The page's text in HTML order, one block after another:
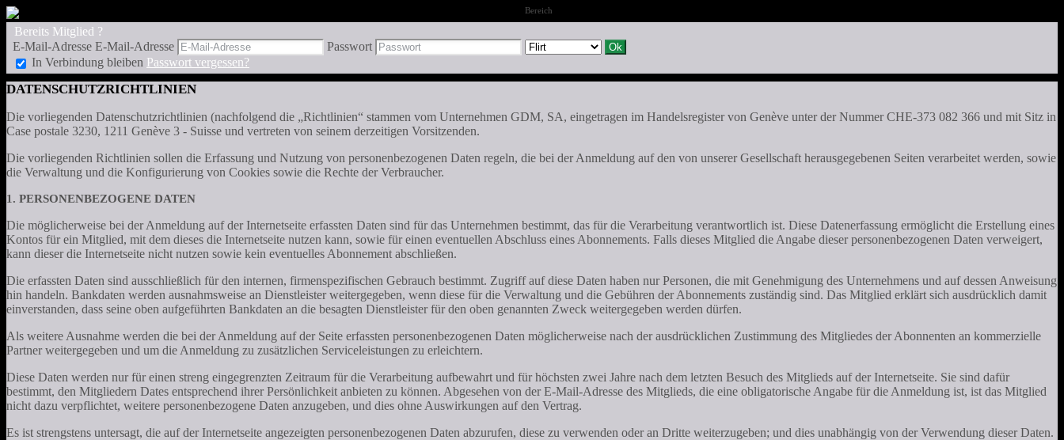
Bereits Mitglied ?
E-Mail-Adresse E-Mail-Adresse Passwort
Bereich
In Verbindung bleiben Passwort vergessen?
DATENSCHUTZRICHTLINIEN
Die vorliegenden Datenschutzrichtlinien (nachfolgend die „Richtlinien“ stammen vom Unternehmen GDM, SA, eingetragen im Handelsregister von Genève unter der Nummer CHE-373 082 366 und mit Sitz in
Case postale 3230, 1211 Genève 3 - Suisse und vertreten von seinem derzeitigen Vorsitzenden.
Die vorliegenden Richtlinien sollen die Erfassung und Nutzung von personenbezogenen Daten regeln, die bei der Anmeldung auf den von unserer Gesellschaft herausgegebenen Seiten verarbeitet werden, sowie
die Verwaltung und die Konfigurierung von Cookies sowie die Rechte der Verbraucher.
1. PERSONENBEZOGENE DATEN
Die möglicherweise bei der Anmeldung auf der Internetseite erfassten Daten sind für das Unternehmen bestimmt, das für die Verarbeitung verantwortlich ist. Diese Datenerfassung ermöglicht die Erstellung eines
Kontos für ein Mitglied, mit dem dieses die Internetseite nutzen kann, sowie für einen eventuellen Abschluss eines Abonnements. Falls dieses Mitglied die Angabe dieser personenbezogenen Daten verweigert,
kann dieser die Internetseite nicht nutzen sowie kein eventuelles Abonnement abschließen.
Die erfassten Daten sind ausschließlich für den internen, firmenspezifischen Gebrauch bestimmt. Zugriff auf diese Daten haben nur Personen, die mit Genehmigung des Unternehmens und auf dessen Anweisung
hin handeln. Bankdaten werden ausnahmsweise an Dienstleister weitergegeben, wenn diese für die Verwaltung und die Gebühren der Abonnements zuständig sind. Das Mitglied erklärt sich ausdrücklich damit
einverstanden, dass seine oben aufgeführten Bankdaten an die besagten Dienstleister für den oben genannten Zweck weitergegeben werden dürfen.
Als weitere Ausnahme werden die bei der Anmeldung auf der Seite erfassten personenbezogenen Daten möglicherweise nach der ausdrücklichen Zustimmung des Mitgliedes der Abonnenten an kommerzielle
Partner weitergegeben und um die Anmeldung zu zusätzlichen Serviceleistungen zu erleichtern.
Diese Daten werden nur für einen streng eingegrenzten Zeitraum für die Verarbeitung aufbewahrt und für höchsten zwei Jahre nach dem letzten Besuch des Mitglieds auf der Internetseite. Sie sind dafür
bestimmt, den Mitgliedern Dates entsprechend ihrer Persönlichkeit anbieten zu können. Abgesehen von der E-Mail-Adresse des Mitglieds, die eine obligatorische Angabe für die Anmeldung ist, ist das Mitglied
nicht dazu verpflichtet, weitere personenbezogene Daten anzugeben, und dies ohne Auswirkungen auf den Vertrag.
Es ist strengstens untersagt, die auf der Internetseite angezeigten personenbezogenen Daten abzurufen, diese zu verwenden oder an Dritte weiterzugeben; und dies unabhängig von der Verwendung dieser Daten.